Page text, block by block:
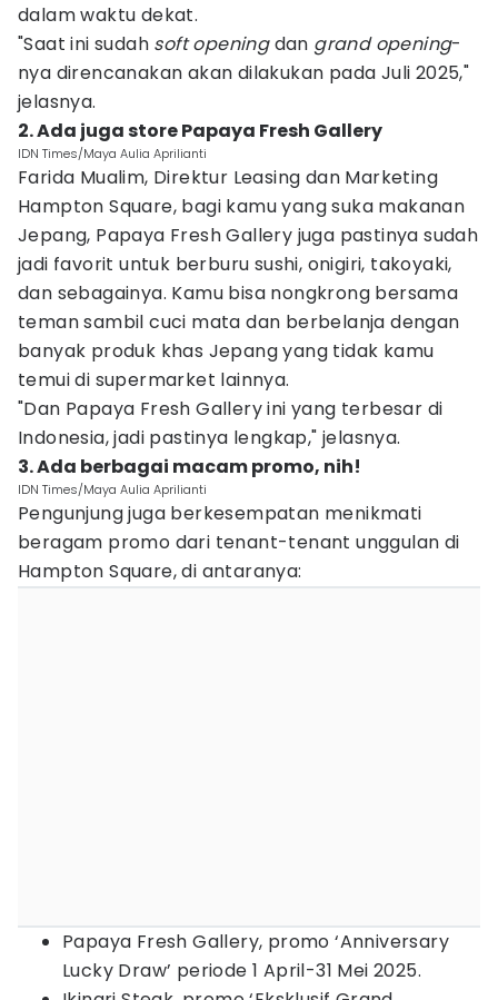
dalam waktu dekat.
"Saat ini sudah soft openingdan grand opening-
nya direncanakan akan dilakukan pada Juli 2025,"
jelasnya.
2. Ada juga store Papaya Fresh Gallery
IDN Times/Maya Aulia Aprilianti
Farida Mualim, Direktur Leasing dan Marketing
Hampton Square, bagi kamu yang suka makanan
Jepang, Papaya Fresh Gallery juga pastinya sudah
jadi favorit untuk berburu sushi, onigiri, takoyaki,
dan sebagainya. Kamu bisa nongkrong bersama
teman sambil cuci mata dan berbelanja dengan
banyak produk khas Jepang yang tidak kamu
temui di supermarket lainnya.
"Dan Papaya Fresh Gallery ini yang terbesar di
Indonesia, jadi pastinya lengkap," jelasnya.
3. Ada berbagai macam promo, nih!
IDN Times/Maya Aulia Aprilianti
Pengunjung juga berkesempatan menikmati
beragam promo dari tenant-tenant unggulan di
Hampton Square, di antaranya:
Papaya Fresh Gallery, promo ‘Anniversary
Lucky Draw’ periode 1 April-31 Mei 2025.